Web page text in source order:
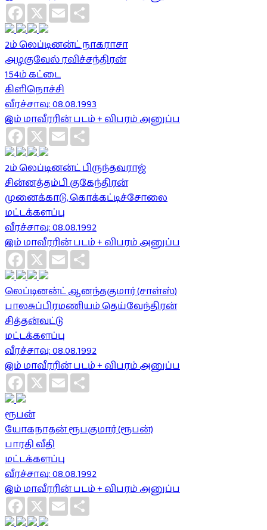
Facebook
X Email
2ம் லெப்டினன்ட் நாகராசா
அழகுவேல் ரவிச்சந்திரன்
154ம் கட்டை
கிளிநொச்சி
வீரச்சாவு: 08.08.1993
இம் மாவீரரின் படம் + விபரம் அனுப்ப
Facebook
X Email
2ம் லெப்டினன்ட் பிருந்தவராஜ்
சின்னத்தம்பி குகேந்திரன்
முனைக்காடு, கொக்கட்டிச்சோலை
மட்டக்களப்பு
வீரச்சாவு: 08.08.1992
இம் மாவீரரின் படம் + விபரம் அனுப்ப
Facebook
X Email
லெப்டினன்ட் ஆனந்தகுமார் (சாள்ஸ்)
பாலசுப்பிரமணியம் தெய்வேந்திரன்
சித்தன்வட்டு
மட்டக்களப்பு
வீரச்சாவு: 08.08.1992
இம் மாவீரரின் படம் + விபரம் அனுப்ப
Facebook
X Email
ரூபன்
யோகநாதன் ரூபகுமார் (ரூபன்)
பாரதி வீதி
மட்டக்களப்பு
வீரச்சாவு: 08.08.1992
இம் மாவீரரின் படம் + விபரம் அனுப்ப
Facebook
X Email